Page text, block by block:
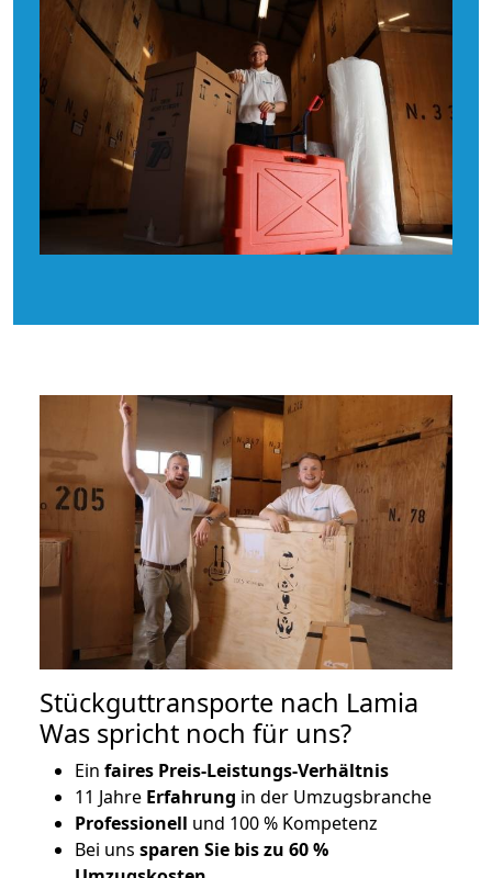
Stückguttransporte nach Lamia
Was spricht noch für uns?
Ein faires Preis-Leistungs-Verhältnis
11 Jahre Erfahrung in der Umzugsbranche
Professionell und 100 % Kompetenz
Bei uns sparen Sie bis zu 60 %